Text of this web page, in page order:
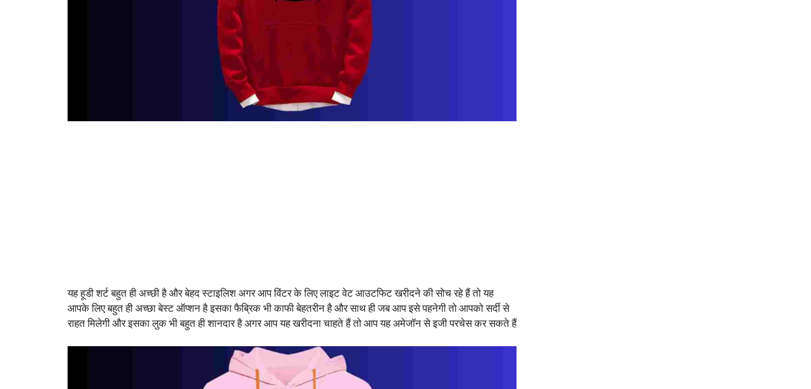
यह हूडी शर्ट बहुत ही अच्छी है और बेहद स्टाइलिश अगर आप विंटर के लिए लाइट वेट आउटफिट खरीदने की सोच रहे हैं तो यह
आपके लिए बहुत ही अच्छा बेस्ट ऑप्शन है इसका फैब्रिक भी काफी बेहतरीन है और साथ ही जब आप इसे पहनेगी तो आपको सर्दी से
राहत मिलेगी और इसका लुक भी बहुत ही शानदार है अगर आप यह खरीदना चाहते हैं तो आप यह अमेजॉन से इजी परचेस कर सकते हैं